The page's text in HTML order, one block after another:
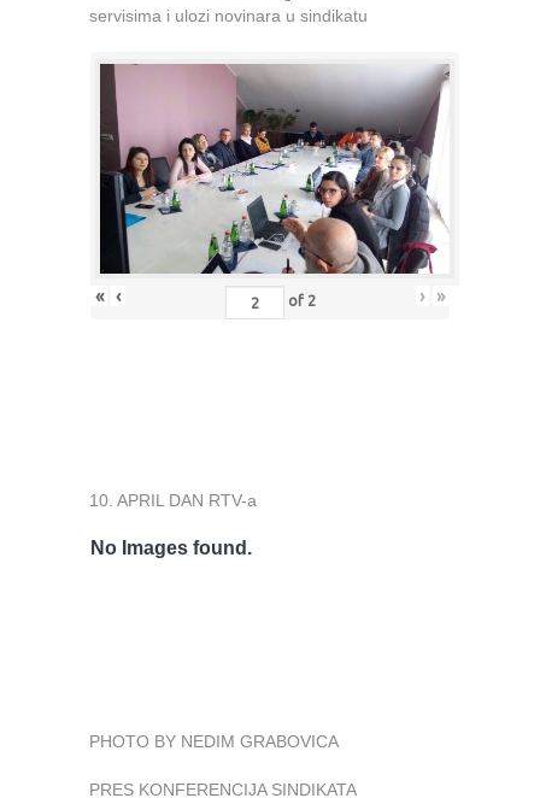
servisima i ulozi novinara u sindikatu
« ‹ of 2 › »
10. APRIL DAN RTV-a
No Images found.
PHOTO BY NEDIM GRABOVICA
PRES KONFERENCIJA SINDIKATA